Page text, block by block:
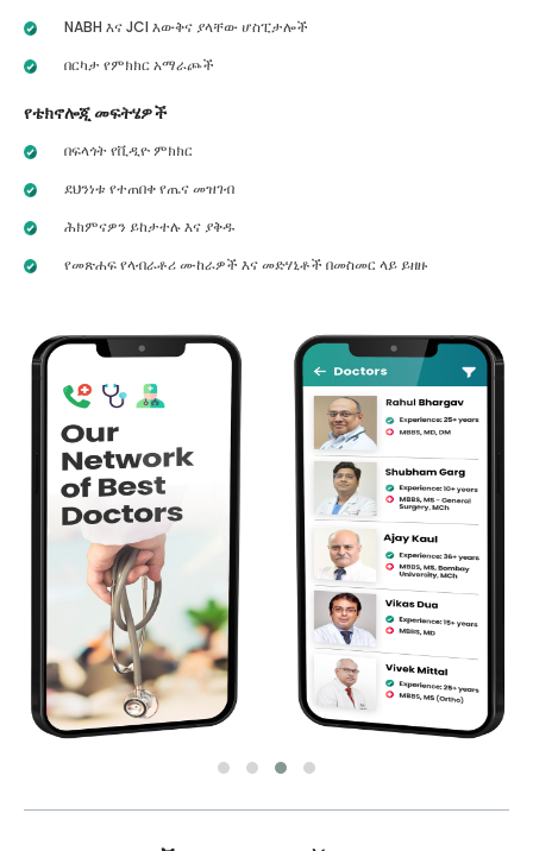
NABH እና JCI እውቅና ያላቸው ሆስፒታሎች
በርካታ የምክክር አማራጮች
የቴክኖሎጂ መፍትሄዎች
በፍላጎት የቪዲዮ ምክክር
ደህንነቱ የተጠበቀ የጤና መዝገብ
ሕክምናዎን ይከታተሉ እና ያቅዱ
የመጽሐፍ የላብራቶሪ ሙከራዎች እና መድሃኒቶች በመስመር ላይ ይዘዙ